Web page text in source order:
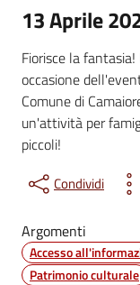
13 Aprile
Fiorisce la
occasione
Comune di
un'attività per
piccoli!
Condividi
Argomenti
Accesso
Patrimonio culturale